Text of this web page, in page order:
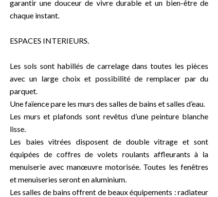
garantir une douceur de vivre durable et un bien-être de
chaque instant.
ESPACES INTERIEURS.
Les sols sont habillés de carrelage dans toutes les pièces
avec un large choix et possibilité de remplacer par du
parquet.
Une faïence pare les murs des salles de bains et salles d’eau.
Les murs et plafonds sont revêtus d’une peinture blanche
lisse.
Les baies vitrées disposent de double vitrage et sont
équipées de coffres de volets roulants affleurants à la
menuiserie avec manœuvre motorisée. Toutes les fenêtres
et menuiseries seront en aluminium.
Les salles de bains offrent de beaux équipements : radiateur